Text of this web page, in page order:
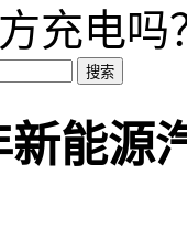
充电吗
新能源